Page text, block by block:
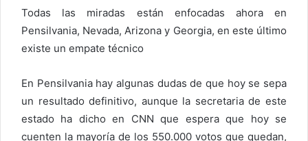
Todas las miradas están enfocadas ahora en
Pensilvania, Nevada, Arizona y Georgia, en este último
existe un empate técnico
En Pensilvania hay algunas dudas de que hoy se sepa
un resultado definitivo, aunque la secretaria de este
estado ha dicho en CNN que espera que hoy se
cuenten la mayoría de los 550.000 votos que quedan,